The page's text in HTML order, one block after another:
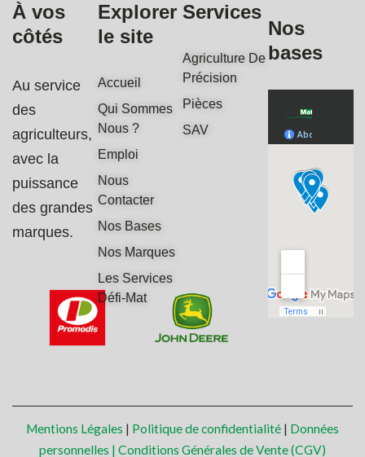
e
o
o
m
À vos
côtés
Au service
des
agriculteurs,
avec la
puissance
des grandes
marques.
Explorer
le site
Accueil
Qui Sommes
Nous ?
Emploi
Nous
Contacter
Nos Bases
Nos Marques
Les Services
Défi-Mat
Services
Agriculture De
Précision
Pièces
SAV
Nos
bases
Mentions Légales | Politique de confidentialité | Données
personnelles | Conditions Générales de Vente (CGV)